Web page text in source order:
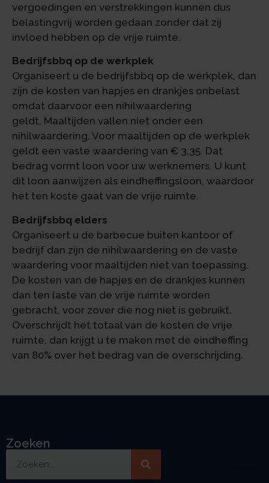
vergoedingen en verstrekkingen kunnen dus
belastingvrij worden gedaan zonder dat zij
invloed hebben op de vrije ruimte.
Bedrijfsbbq op de werkplek
Organiseert u de bedrijfsbbq op de werkplek, dan
zijn de kosten van hapjes en drankjes onbelast
omdat daarvoor een nihilwaardering
geldt. Maaltijden vallen niet onder een
nihilwaardering. Voor maaltijden op de werkplek
geldt een vaste waardering van € 3,35. Dat
bedrag vormt loon voor uw werknemers. U kunt
dit loon aanwijzen als eindheffingsloon, waardoor
het ten koste gaat van de vrije ruimte.
Bedrijfsbbq elders
Organiseert u de barbecue buiten kantoor of
bedrijf dan zijn de nihilwaardering en de vaste
waardering voor maaltijden niet van toepassing.
De kosten van de hapjes en de drankjes kunnen
dan ten laste van de vrije ruimte worden
gebracht, voor zover die nog niet is gebruikt.
Overschrijdt het totaal van de kosten de vrije
ruimte, dan krijgt u te maken met de eindheffing
van 80% over het bedrag van de overschrijding.
Zoeken